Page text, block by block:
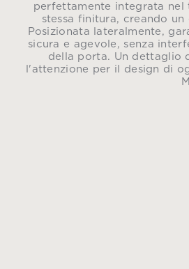
perfettamente integrata nel
stessa finitura, creando
Posizionata lateralmente,
sicura e agevole, senza
della porta. Un dettaglio
l'attenzione per il design di